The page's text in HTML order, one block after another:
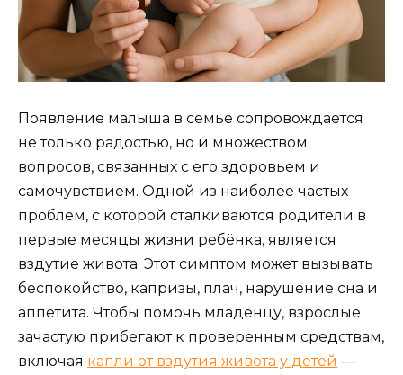
Появление малыша в семье сопровождается
не только радостью, но и множеством
вопросов, связанных с его здоровьем и
самочувствием. Одной из наиболее частых
проблем, с которой сталкиваются родители в
первые месяцы жизни ребёнка, является
вздутие живота. Этот симптом может вызывать
беспокойство, капризы, плач, нарушение сна и
аппетита. Чтобы помочь младенцу, взрослые
зачастую прибегают к проверенным средствам,
включая капли от вздутия живота у детей —